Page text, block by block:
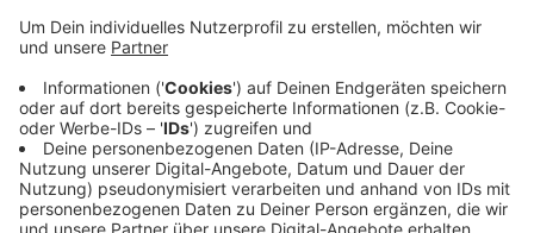
Zu Beginn hatte der Gastgeber Schalke II ein klares
Chancenplus. Bereits in der 5. Minute traf Gerrit
Feldkamp für die Blau-Weißen. Der BSC ließ sich davon
jedoch nicht entmutigen und konnte durch Lucas
Cueto bereits fünf Minuten später ausgleichen. Das
war der Pausenstand. In der zweiten Hälfte traf